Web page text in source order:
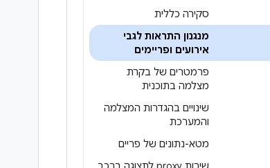
סקירה כללית
מנגנון התראות לגבי
אירועים ופריימים
פרמטרים של בקרת
מצלמה בתוכנית
שינויים בהגדרות המצלמה
והמערכת
מטא-נתונים של פריים